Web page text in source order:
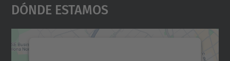
Dónde Estamos